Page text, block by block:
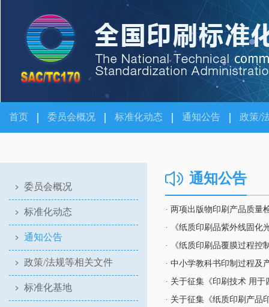
首页 委员会概况 标准化动态 通知公告 政策/
委员会概况
标准化动态
通知公告
政策/法规等相关文件
标准化基地
通知公告
· 两项出版物印刷产品质量
· 《纸质印刷品紫外线固化
· 中小学教科书印制过程及
· 关于征集《印刷技术 用
· 关于征集《纸质印刷产品